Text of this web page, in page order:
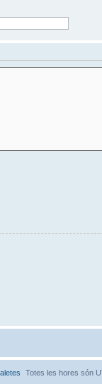
Totes les hores són